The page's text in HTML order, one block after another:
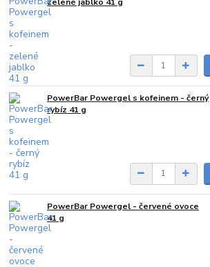
PowerBar Powergel s kofeinem - černý
rybíz 41 g
PowerBar Powergel - červené ovoce
41 g